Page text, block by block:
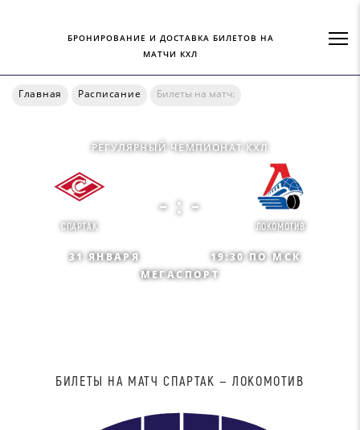
БРОНИРОВАНИЕ И ДОСТАВКА БИЛЕТОВ НА
МАТЧИ КХЛ
Главная Расписание Билеты на матч:
РЕГУЛЯРНЫЙ ЧЕМПИОНАТ КХЛ
СПАРТАК
- : -
ЛОКОМОТИВ
31 ЯНВАРЯ
19:30 ПО МСК
МЕГАСПОРТ
БИЛЕТЫ НА МАТЧ СПАРТАК — ЛОКОМОТИВ